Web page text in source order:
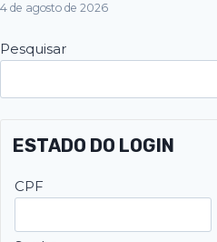
4 de agosto de 2026
Pesquisar
ESTADO DO LOGIN
CPF